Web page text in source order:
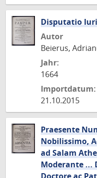
Disputatio
Autor
Beierus,
Jahr:
1664
Importdatum:
21.10.2015
Praesente
Nobilissimo,
ad Salam
Moderante ...